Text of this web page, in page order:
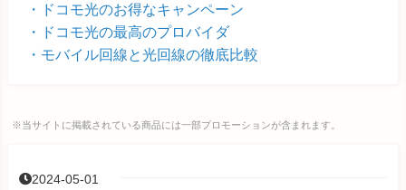
ドコモ光のお得なキャンペーン
ドコモ光の最高のプロバイダ
モバイル回線と光回線の徹底比較
※当サイトに掲載されている商品には一部プロモーションが含まれます。
2024-05-01